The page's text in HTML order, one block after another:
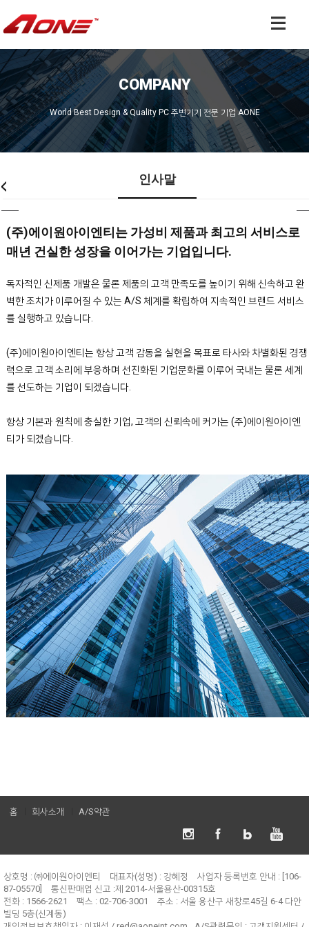
COMPANY
World Best Design & Quality PC 주변기기 전문 기업 AONE
인사말
(주)에이원아이엔티는 가성비 제품과 최고의 서비스로
매년 건실한 성장을 이어가는 기업입니다.
독자적인 신제품 개발은 물론 제품의 고객 만족도를 높이기 위해 신속하고 완
벽한 조치가 이루어질 수 있는 A/S 체계를 확립하여 지속적인 브랜드 서비스
를 실행하고 있습니다.
(주)에이원아이엔티는 항상 고객 감동을 실현을 목표로 타사와 차별화된 경쟁
력으로 고객 소리에 부응하며 선진화된 기업문화를 이루어 국내는 물론 세계
를 선도하는 기업이 되겠습니다.
항상 기본과 원칙에 충실한 기업, 고객의 신뢰속에 커가는 (주)에이원아이엔
티가 되겠습니다.
홈 회사소개 A/S약관
상호명 : ㈜에이원아이엔티 대표자(성명) : 강혜정
사업자 등록번호 안내 : [106-
87-05570]
통신판매업 신고 :제 2014-서울용산-00315호
전화 : 1566-2621
팩스 : 02-706-3001
주소 : 서울 용산구 새창로45길 6-4 다안
빌딩 5층(신계동)